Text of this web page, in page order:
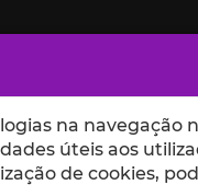
na navegação
úteis aos
de cookies,